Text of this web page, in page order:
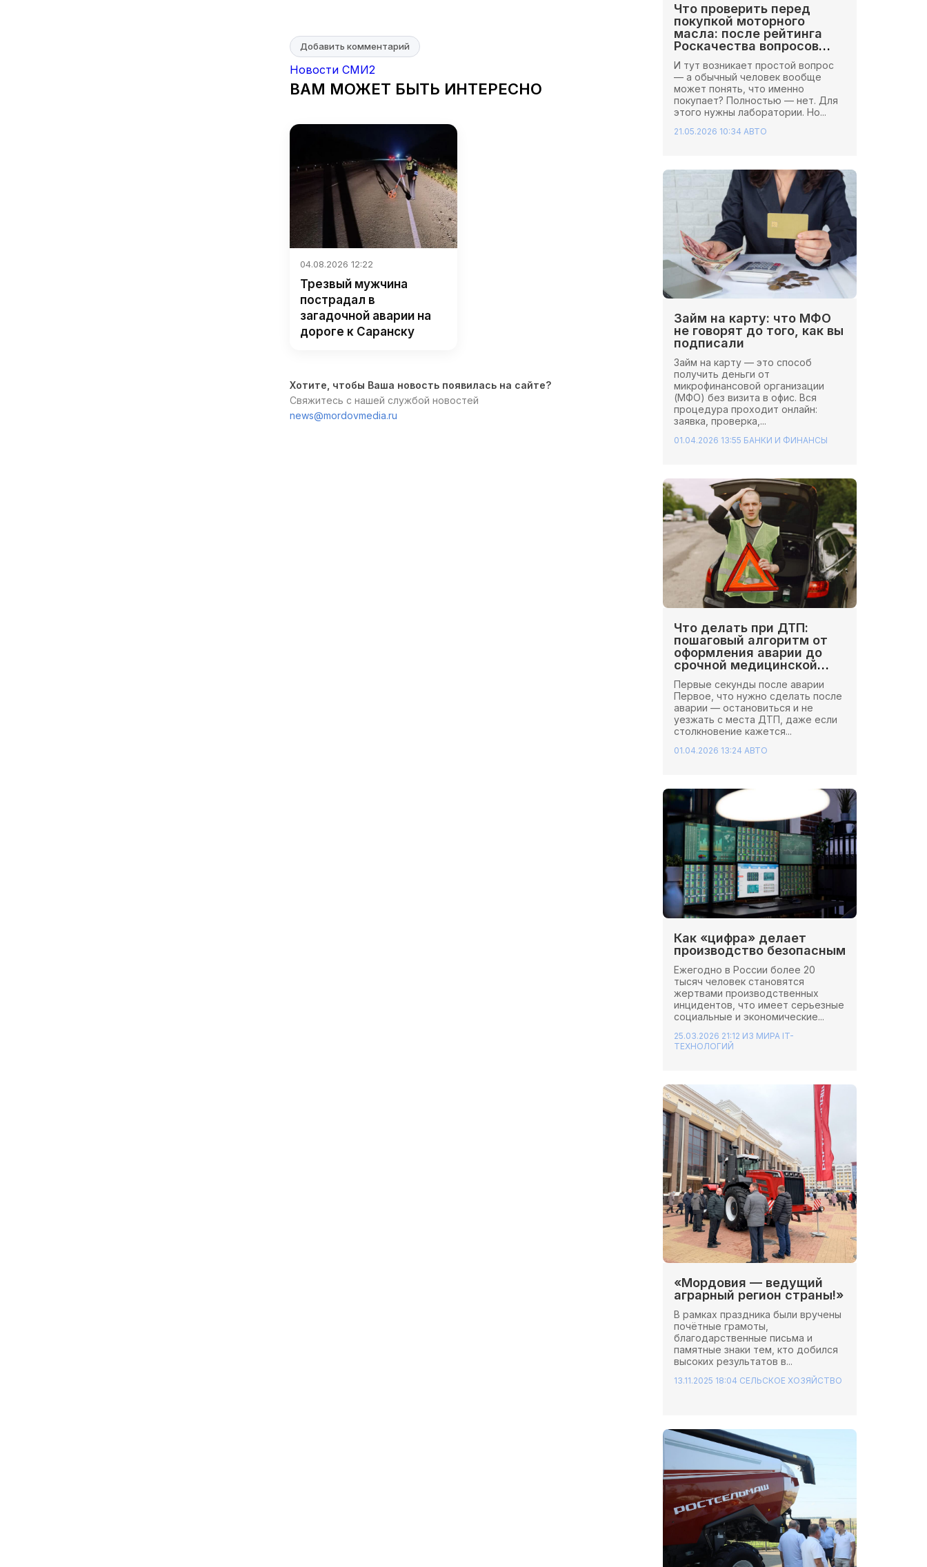
Добавить комментарий
Новости СМИ2
ВАМ МОЖЕТ БЫТЬ ИНТЕРЕСНО
04.08.2026 12:22
Трезвый мужчина
пострадал в
загадочной аварии на
дороге к Саранску
Хотите, чтобы Ваша новость появилась на сайте?
Свяжитесь с нашей службой новостей
news@mordovmedia.ru
Что проверить перед
покупкой моторного
масла: после рейтинга
Роскачества вопросов
стало больше
И тут возникает простой вопрос
— а обычный человек вообще
может понять, что именно
покупает? Полностью — нет. Для
этого нужны лаборатории. Но...
21.05.2026 10:34 АВТО
Займ на карту: что МФО
не говорят до того, как вы
подписали
Займ на карту — это способ
получить деньги от
микрофинансовой организации
(МФО) без визита в офис. Вся
процедура проходит онлайн:
заявка, проверка,...
01.04.2026 13:55 БАНКИ И ФИНАНСЫ
Что делать при ДТП:
пошаговый алгоритм от
оформления аварии до
срочной медицинской
помощи
Первые секунды после аварии
Первое, что нужно сделать после
аварии — остановиться и не
уезжать с места ДТП, даже если
столкновение кажется...
01.04.2026 13:24 АВТО
Как «цифра» делает
производство безопасным
Ежегодно в России более 20
тысяч человек становятся
жертвами производственных
инцидентов, что имеет серьезные
социальные и экономические...
25.03.2026 21:12 ИЗ МИРА IT-
ТЕХНОЛОГИЙ
«Мордовия — ведущий
аграрный регион страны!»
В рамках праздника были вручены
почётные грамоты,
благодарственные письма и
памятные знаки тем, кто добился
высоких результатов в...
13.11.2025 18:04 СЕЛЬСКОЕ ХОЗЯЙСТВО